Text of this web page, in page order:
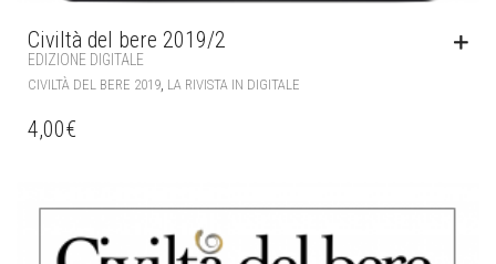
Civiltà del bere 2019/2
EDIZIONE DIGITALE
CIVILTÀ DEL BERE 2019 LA RIVISTA IN DIGITALE
4,00€